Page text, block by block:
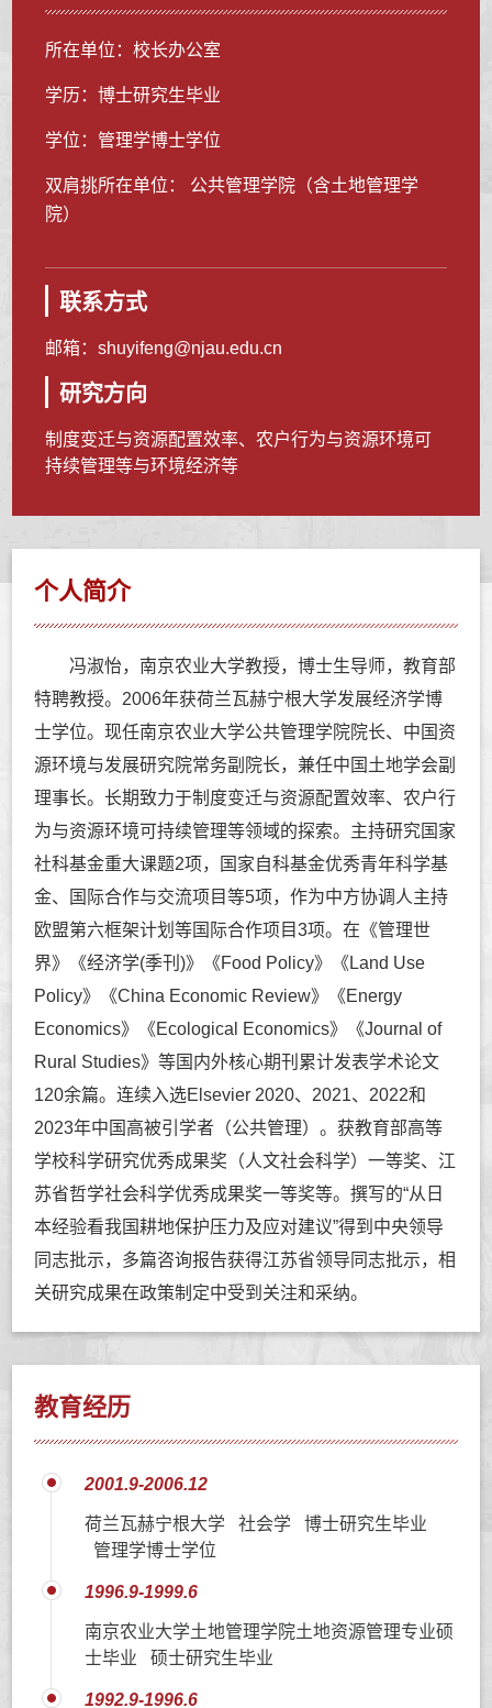
所在单位：校长办公室
学历：博士研究生毕业
学位：管理学博士学位
双肩挑所在单位： 公共管理学院（含土地管理学
院）
联系方式
邮箱：shuyifeng@njau.edu.cn
研究方向
制度变迁与资源配置效率、农户行为与资源环境可
持续管理等与环境经济等
个人简介
冯淑怡，南京农业大学教授，博士生导师，教育部
特聘教授。2006年获荷兰瓦赫宁根大学发展经济学博
士学位。现任南京农业大学公共管理学院院长、中国资
源环境与发展研究院常务副院长，兼任中国土地学会副
理事长。长期致力于制度变迁与资源配置效率、农户行
为与资源环境可持续管理等领域的探索。主持研究国家
社科基金重大课题2项，国家自科基金优秀青年科学基
金、国际合作与交流项目等5项，作为中方协调人主持
欧盟第六框架计划等国际合作项目3项。在《管理世
界》《经济学(季刊)》《Food Policy》《Land Use
Policy》《China Economic Review》《Energy
Economics》《Ecological Economics》《Journal of
Rural Studies》等国内外核心期刊累计发表学术论文
120余篇。连续入选Elsevier 2020、2021、2022和
2023年中国高被引学者（公共管理）。获教育部高等
学校科学研究优秀成果奖（人文社会科学）一等奖、江
苏省哲学社会科学优秀成果奖一等奖等。撰写的“从日
本经验看我国耕地保护压力及应对建议”得到中央领导
同志批示，多篇咨询报告获得江苏省领导同志批示，相
关研究成果在政策制定中受到关注和采纳。
教育经历
2001.9-2006.12
荷兰瓦赫宁根大学 社会学 博士研究生毕业
管理学博士学位
1996.9-1999.6
南京农业大学土地管理学院土地资源管理专业硕
士毕业 硕士研究生毕业
1992.9-1996.6